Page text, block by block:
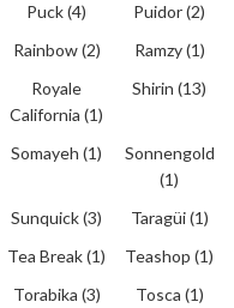
Puck(4) Puidor(2)
Rainbow(2) Ramzy(1)
Royale
California(1)
Shirin(13)
Somayeh(1)
Sonnengold
(1)
Sunquick(3) Taragüi(1)
Tea Break(1) Teashop(1)
Torabika (3) Tosca (1)